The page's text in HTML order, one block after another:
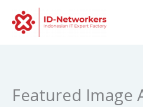
content
Featured Image